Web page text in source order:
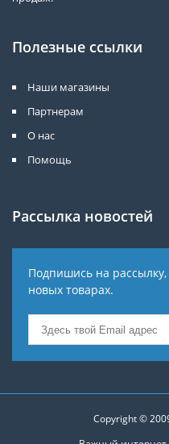
Полезные ссылки
Наши магазины
Партнерам
О нас
Помощь
Рассылка новостей
Подпишись на
новых товарах.
Copyright ©